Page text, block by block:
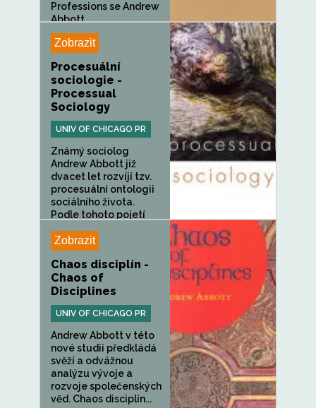
Professions se Andrew
Abbott...
Zobrazit
Procesuální
sociologie -
Processual
Sociology
UNIV OF CHICAGO PR
Známý sociolog
Andrew Abbott již
dvacet let rozvíjí tzv.
procesuální ontologii
sociálního života.
Podle tohoto pojetí
Zobrazit
Chaos disciplín -
Chaos of
Disciplines
UNIV OF CHICAGO PR
Andrew Abbott v této
nové studii předkládá
svěží a odvážnou
analýzu vývoje a
rozvoje společenských
věd. Chaos disciplín...